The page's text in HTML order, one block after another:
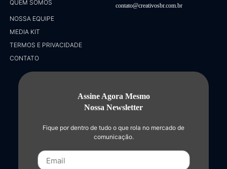
QUEM SOMOS
NOSSA EQUIPE
MEDIA KIT
TERMOS E PRIVACIDADE
CONTATO
contato@creativosbr.com.br
Assine Agora Mesmo
Nossa Newsletter
Fique por dentro de tudo o que rola no mercado de
comunicação.